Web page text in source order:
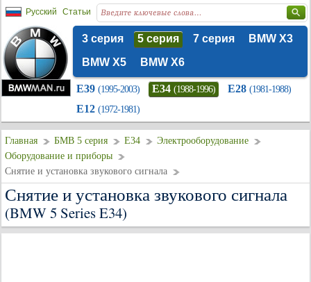
Русский Статьи
3 серия 5 серия 7 серия
BMW X3
BMW X5
BMW X6
E39 (1995-2003) E34 (1988-1996) E28 (1981-1988)
E12 (1972-1981)
Главная БМВ 5 серия E34
Электрооборудование
Оборудование и приборы
Снятие и установка звукового сигнала
Снятие и установка звукового сигнала
(BMW 5 Series E34)